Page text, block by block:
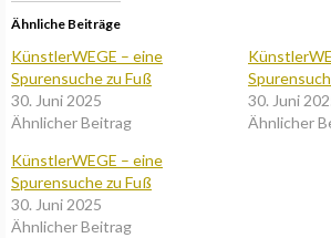
Ähnliche Beiträge
KünstlerWEGE – eine
Spurensuche zu Fuß
30. Juni 2025
Ähnlicher Beitrag
30. Juni
Ähnlicher
KünstlerWEGE – eine
Spurensuche zu Fuß
30. Juni 2025
Ähnlicher Beitrag